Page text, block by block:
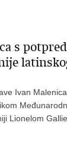
s
Ivan
Lionelom